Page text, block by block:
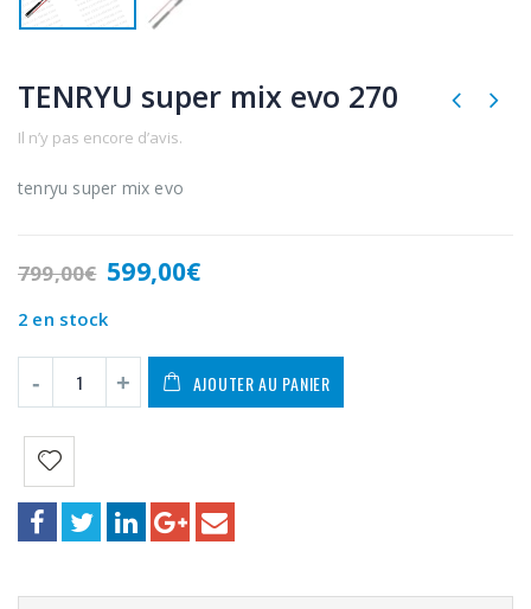
TENRYU super mix evo 270
Il n’y pas encore d’avis.
tenryu super mix evo
799,00€ Le
prix
initial
799,00€.
599,00€Le
599,00€.
2 en stock
AJOUTER AU PANIER